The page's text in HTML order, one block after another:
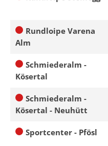
Rundloipe Varena
Alm
Schmiederalm -
Kösertal
Schmiederalm -
Kösertal - Neuhütt
Sportcenter - Pfösl